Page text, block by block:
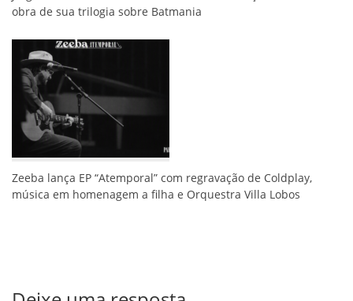
obra de sua trilogia sobre Batmania
Zeeba lança EP “Atemporal” com regravação de Coldplay,
música em homenagem a filha e Orquestra Villa Lobos